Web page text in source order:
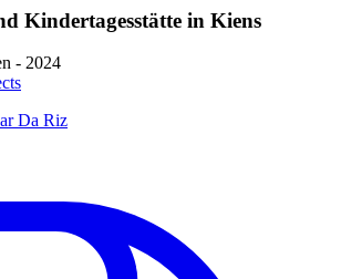
Kindertagesstätte in Kiens
- 2024
Da Riz